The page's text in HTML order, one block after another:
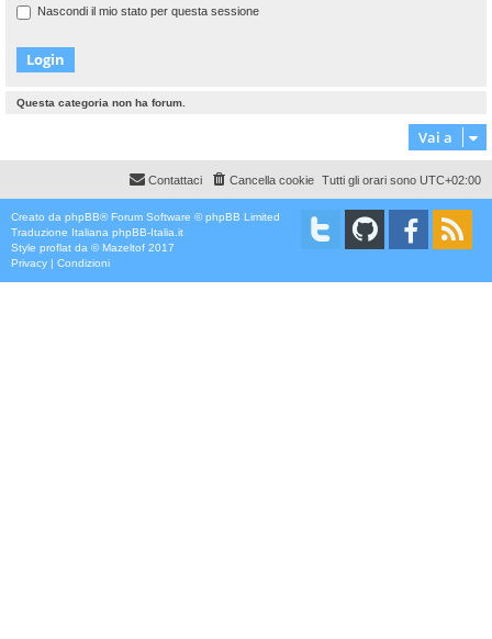
Nascondi il mio stato per questa sessione
Questa categoria non ha forum.
Vai a
Tutti gli orari sono UTC+02:00
Cancella cookie
Contattaci
Creato da phpBB® Forum Software © phpBB Limited
Traduzione Italiana phpBB-Italia.it
Style proflat da ©Mazeltof 2017
Privacy | Condizioni